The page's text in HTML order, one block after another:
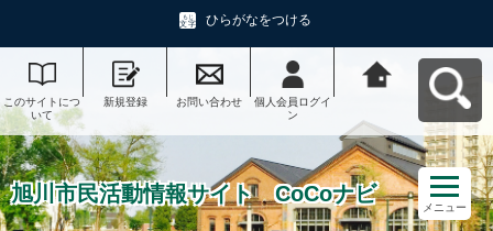
ひらがなをつける
このサイトにつ
いて
新規登録 お問い合わせ
個人会員ログイ
ン
ナビへ戻る
旭川市民活動情報サイト CoCoナビ
メニュー